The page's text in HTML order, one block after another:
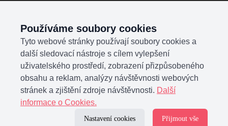
Sociální sítě
Používáme soubory cookies
Tyto webové stránky používají soubory cookies a
další sledovací nástroje s cílem vylepšení
uživatelského prostředí, zobrazení přizpůsobeného
obsahu a reklam, analýzy návštěvnosti webových
stránek a zjištění zdroje návštěvnosti. Další
informace o Cookies.
Nastavení cookies Přijmout vše